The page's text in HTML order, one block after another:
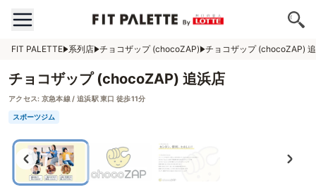
FIT PALETTE 系列店 チョコザップ (chocoZAP) チョコザップ (chocoZAP)
チョコザップ (chocoZAP) 追浜店
アクセス: 京急本線 / 追浜駅 東口 徒歩11分
スポーツジム